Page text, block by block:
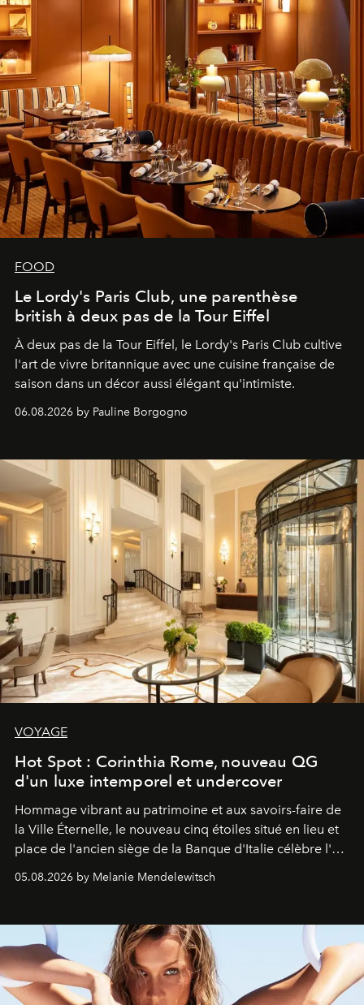
FOOD
Le Lordy's Paris Club, une parenthèse
british à deux pas de la Tour Eiffel
À deux pas de la Tour Eiffel, le Lordy's Paris Club cultive
l'art de vivre britannique avec une cuisine française de
saison dans un décor aussi élégant qu'intimiste.
06.08.2026 by Pauline Borgogno
VOYAGE
Hot Spot : Corinthia Rome, nouveau QG
d'un luxe intemporel et undercover
Hommage vibrant au patrimoine et aux savoirs-faire de
la Ville Éternelle, le nouveau cinq étoiles situé en lieu et
place de l'ancien siège de la Banque d'Italie célèbre l'art
de vivre Romain dans toute son élégance intemporelle.
05.08.2026 by Melanie Mendelewitsch